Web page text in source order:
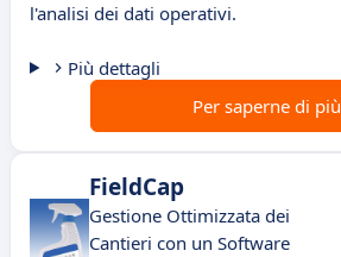
l'analisi dei dati operativi.
Più dettagli
Per saperne di più
FieldCap
Gestione Ottimizzata dei
Cantieri con un Software